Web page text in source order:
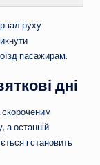
руху
пасажирам.
дні
а останній
і становить